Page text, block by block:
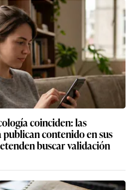
coinciden: las
contenido en sus
buscar validación